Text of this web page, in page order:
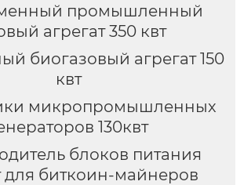
промышленный
агрегат 350 квт
биогазовый агрегат 150
квт
микропромышленных
130квт
блоков питания
для биткоин-майнеров